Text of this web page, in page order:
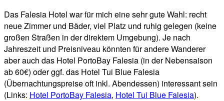
Das Falesia Hotel war für mich eine sehr gute Wahl: recht
neue Zimmer und Bäder, viel Platz und ruhig gelegen (keine
großen Straßen in der direktem Umgebung). Je nach
Jahreszeit und Preisniveau könnten für andere Wanderer
aber auch das Hotel PortoBay Falesia (in der Nebensaison
ab 60€) oder ggf. das Hotel Tui Blue Falesia
(Übernachtungspreise oft inkl. Abendessen) interessant sein
(Links: Hotel PortoBay Falesia, Hotel Tui Blue Falesia).